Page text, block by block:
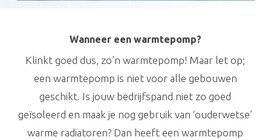
Wanneer een warmtepomp?
Klinkt goed dus, zo’n warmtepomp! Maar let op;
een warmtepomp is niet voor alle gebouwen
geschikt. Is jouw bedrijfspand niet zo goed
geïsoleerd en maak je nog gebruik van ‘ouderwetse’
warme radiatoren? Dan heeft een warmtepomp